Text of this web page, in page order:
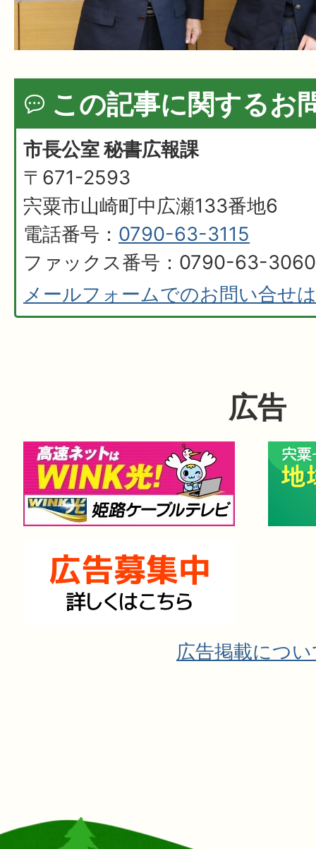
この記事に関するお
市長公室 秘書広報課
〒671-2593
宍粟市山崎町中広瀬133番地6
電話番号： 0790-63-3115
ファックス番号：0790-63-3060
メールフォームでのお問い合せ
広告
広告掲載につ